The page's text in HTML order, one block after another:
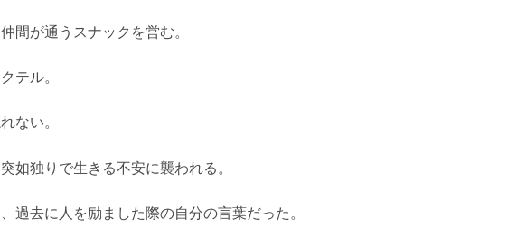
間が通うスナックを営む。
テル。
ない。
如独りで生きる不安に襲われる。
過去に人を励ました際の自分の言葉だった。